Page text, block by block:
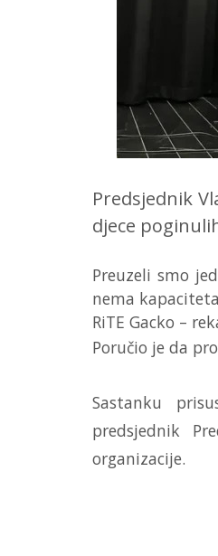
Predsjednik
djece
Preuzeli smo
nema
RiTE Gacko –
Poručio je da
Sastanku
predsjednik
organizacije.